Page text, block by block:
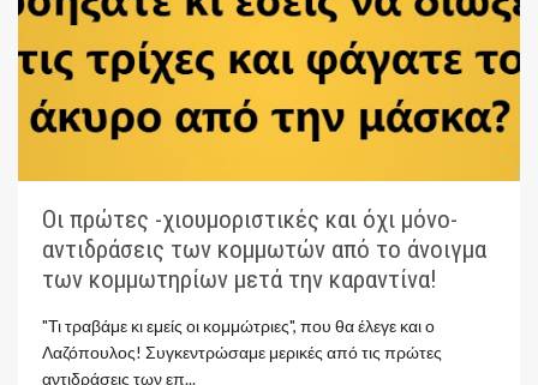
Οι πρώτες -χιουμοριστικές και όχι μόνο-
αντιδράσεις των κομμωτών από το άνοιγμα
των κομμωτηρίων μετά την καραντίνα!
"Τι τραβάμε κι εμείς οι κομμώτριες", που θα έλεγε και ο
Λαζόπουλος! Συγκεντρώσαμε μερικές από τις πρώτες
αντιδράσεις των επ...